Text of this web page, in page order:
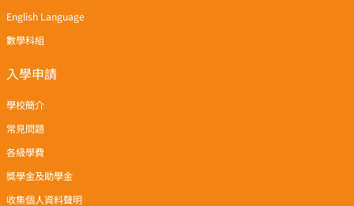
English Language
數學科組
入學申請
學校簡介
常見問題
各級學費
獎學金及助學金
收集個人資料聲明